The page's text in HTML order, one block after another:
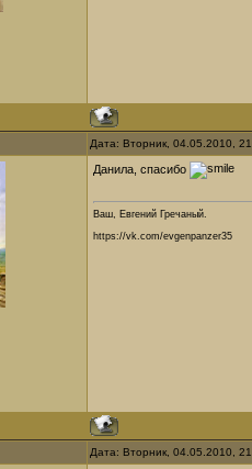
Дата: Вторник, 04.05.2010,
Данила, спасибо
Ваш, Евгений Гречаный.
https://vk.com/evgenpanzer35
Дата: Вторник, 04.05.2010,